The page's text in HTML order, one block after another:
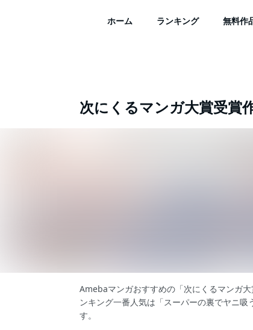
ホーム ランキング 無料作
次にくるマンガ大賞受賞
Amebaマンガおすすめの「次にくるマンガ
ンキング一番人気は「スーパーの裏でヤニ
す。